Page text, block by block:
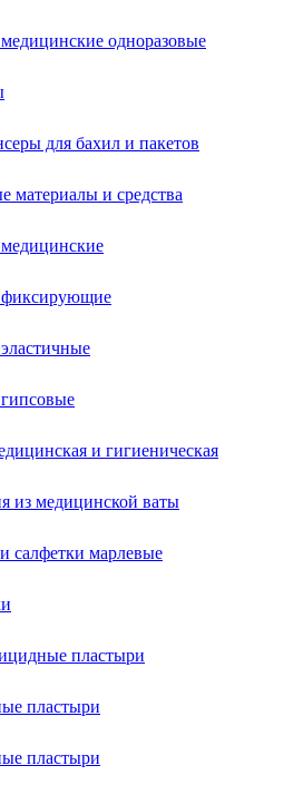
одноразовые
для бахил и пакетов
материалы и средства
и гигиеническая
из медицинской ваты
салфетки марлевые
пластыри
пластыри
пластыри